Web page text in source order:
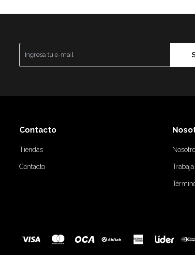
Contacto
Tiendas
Contacto